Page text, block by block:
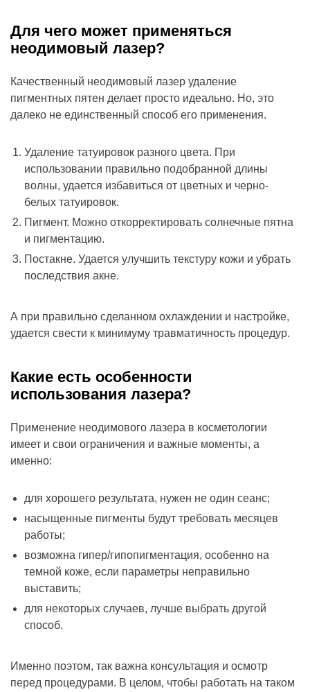
Для чего может применяться
неодимовый лазер?
Качественный неодимовый лазер удаление
пигментных пятен делает просто идеально. Но, это
далеко не единственный способ его применения.
Удаление татуировок разного цвета. При
использовании правильно подобранной длины
волны, удается избавиться от цветных и черно-
белых татуировок.
Пигмент. Можно откорректировать солнечные пятна
и пигментацию.
Постакне. Удается улучшить текстуру кожи и убрать
последствия акне.
А при правильно сделанном охлаждении и настройке,
удается свести к минимуму травматичность процедур.
Какие есть особенности
использования лазера?
Применение неодимового лазера в косметологии
имеет и свои ограничения и важные моменты, а
именно:
для хорошего результата, нужен не один сеанс;
насыщенные пигменты будут требовать месяцев
работы;
возможна гипер/гипопигментация, особенно на
темной коже, если параметры неправильно
выставить;
для некоторых случаев, лучше выбрать другой
способ.
Именно поэтом, так важна консультация и осмотр
перед процедурами. В целом, чтобы работать на таком